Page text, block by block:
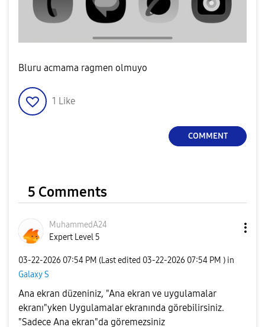
Bluru acmama ragmen olmuyo
1 Like
COMMENT
5 Comments
MuhammedA24
Expert Level 5
‎03-22-2026 07:54 PM (Last edited ‎03-22-2026 07:54 PM ) in
Galaxy S
Ana ekran düzeniniz, "Ana ekran ve uygulamalar
ekranı"yken Uygulamalar ekranında görebilirsiniz.
"Sadece Ana ekran"da göremezsiniz